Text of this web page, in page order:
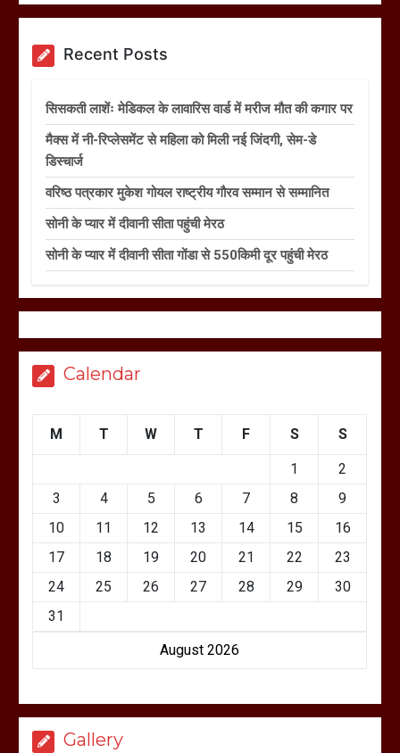
Recent Posts
सिसकती लाशेंः मेडिकल के लावारिस वार्ड में मरीज मौत की कगार पर
मैक्स में नी-रिप्लेसमेंट से महिला को मिली नई जिंदगी, सेम-डे
डिस्चार्ज
वरिष्ठ पत्रकार मुकेश गोयल राष्ट्रीय गौरव सम्मान से सम्मानित
सोनी के प्यार में दीवानी सीता पहुंची मेरठ
सोनी के प्यार में दीवानी सीता गोंडा से 550किमी दूर पहुंची मेरठ
Calendar
August 2026
M T W T F S S
1
2
3
4 5 6 7 8
9
10
11 12 13 14 15
16
17
18 19 20 21 22
23
24
25 26 27 28 29
30
31
Gallery